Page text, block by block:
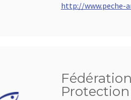
http://www.peche-